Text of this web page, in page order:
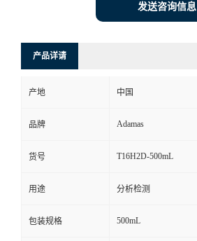
发送咨询信息
产品详请
产地 中国
品牌 Adamas
货号 T16H2D-500mL
用途 分析检测
包装规格 500mL